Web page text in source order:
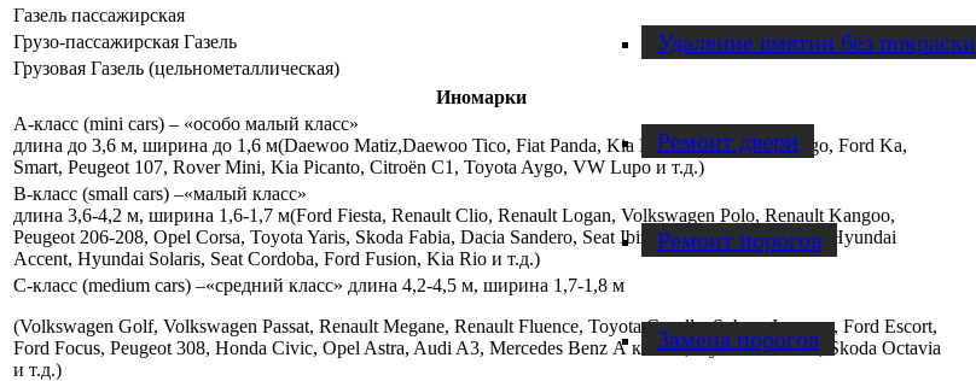
Удаление вмятин без покраски
Ремонт двери
Ремонт порогов
Замена порогов
Газель пассажирская
Грузо‑пассажирская Газель
Грузовая Газель (цельнометаллическая)
Иномарки
A-класс (mini cars) – «особо малый класс»
длина до 3,6 м, ширина до 1,6 м(Daewoo Matiz,Daewoo Tico, Fiat Panda, Kia Picanto, Renault Twingo, Ford Ka,
Smart, Peugeot 107, Rover Mini, Kia Picanto, Citroën C1, Toyota Aygo, VW Lupo и т.д.)
B-класс (small cars) –«малый класс»
длина 3,6‑4,2 м, ширина 1,6‑1,7 м(Ford Fiesta, Renault Clio, Renault Logan, Volkswagen Polo, Renault Kangoo,
Peugeot 206-208, Opel Corsa, Toyota Yaris, Skoda Fabia, Dacia Sandero, Seat Ibiza, Fiat Punto, Audi A1, Hyundai
Accent, Hyundai Solaris, Seat Cordoba, Ford Fusion, Kia Rio и т.д.)
C-класс (medium cars) –«средний класс» длина 4,2‑4,5 м, ширина 1,7‑1,8 м
(Volkswagen Golf, Volkswagen Passat, Renault Megane, Renault Fluence, Toyota Corolla, Subaru Impreza, Ford Escort,
Ford Focus, Peugeot 308, Honda Civic, Opel Astra, Audi A3, Mercedes Benz А класса, Hyundai Accent, Skoda Octavia
и т.д.)